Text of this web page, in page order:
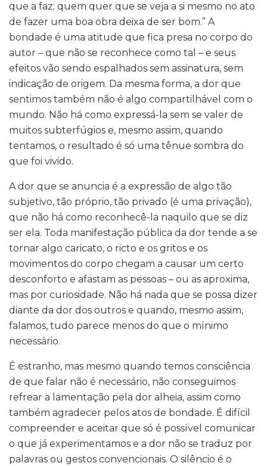
que a faz; quem quer que se veja a si mesmo no ato
de fazer uma boa obra deixa de ser bom.” A
bondade é uma atitude que fica presa no corpo do
autor – que não se reconhece como tal – e seus
efeitos vão sendo espalhados sem assinatura, sem
indicação de origem. Da mesma forma, a dor que
sentimos também não é algo compartilhável com o
mundo. Não há como expressá-la sem se valer de
muitos subterfúgios e, mesmo assim, quando
tentamos, o resultado é só uma tênue sombra do
que foi vivido.
A dor que se anuncia é a expressão de algo tão
subjetivo, tão próprio, tão privado (é uma privação),
que não há como reconhecê-la naquilo que se diz
ser ela. Toda manifestação pública da dor tende a se
tornar algo caricato, o ricto e os gritos e os
movimentos do corpo chegam a causar um certo
desconforto e afastam as pessoas – ou as aproxima,
mas por curiosidade. Não há nada que se possa dizer
diante da dor dos outros e quando, mesmo assim,
falamos, tudo parece menos do que o mínimo
necessário.
É estranho, mas mesmo quando temos consciência
de que falar não é necessário, não conseguimos
refrear a lamentação pela dor alheia, assim como
também agradecer pelos atos de bondade. É difícil
compreender e aceitar que só é possível comunicar
o que já experimentamos e a dor não se traduz por
palavras ou gestos convencionais. O silêncio é o